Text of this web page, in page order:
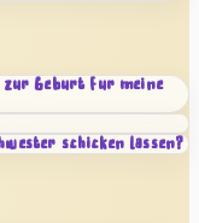
zur Geburt für meine
schicken lassen?